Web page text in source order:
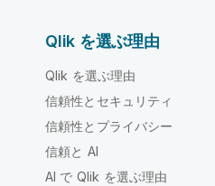
Qlik を選ぶ理由
Qlik を選ぶ理由
信頼性とセキュリティ
信頼性とプライバシー
信頼と AI
AI で Qlik を選ぶ理由